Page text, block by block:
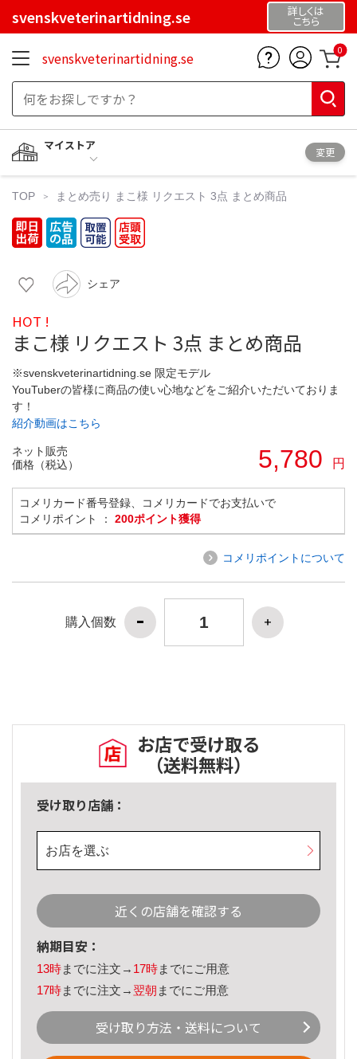
svenskveterinartidning.se 詳しくは
こちら
svenskveterinartidning.se 0
マイストア
変更
TOP まとめ売り まこ様 リクエスト 3点 まとめ商品
シェア
HOT !
まこ様 リクエスト 3点 まとめ商品
※svenskveterinartidning.se 限定モデル
YouTuberの皆様に商品の使い心地などをご紹介いただいておりま
す！
紹介動画はこちら
ネット販売
価格（税込）
5,780 円
コメリカード番号登録、コメリカードでお支払いで
コメリポイント ： 200ポイント獲得
コメリポイントについて
購入個数
お店で受け取る
（送料無料）
受け取り店舗：
お店を選ぶ
近くの店舗を確認する
納期目安：
13時までに注文→ 17時までにご用意
17時までに注文→ 翌朝 までにご用意
受け取り方法・送料について